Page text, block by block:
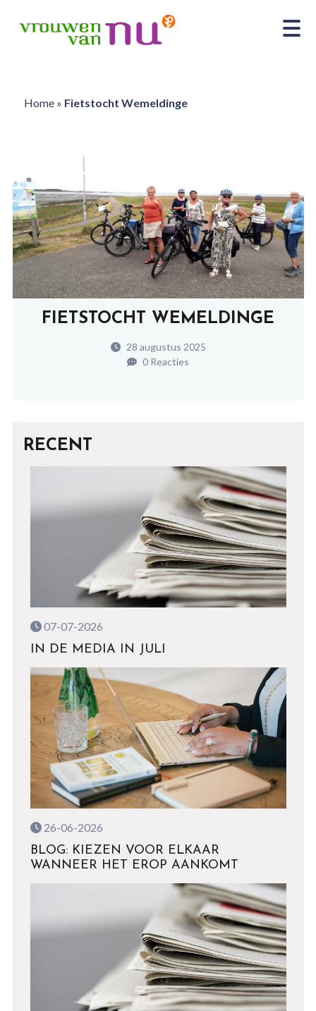
Home» Fietstocht Wemeldinge
FIETSTOCHT WEMELDINGE
28 augustus 2025
0 Reacties
RECENT
07-07-2026
IN DE MEDIA IN JULI
26-06-2026
BLOG: KIEZEN VOOR ELKAAR
WANNEER HET EROP AANKOMT